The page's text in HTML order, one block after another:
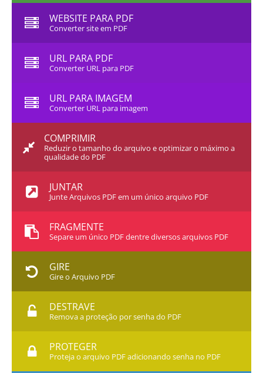
WEBSITE PARA PDF
Converter site em PDF
URL PARA PDF
Converter URL para PDF
URL PARA IMAGEM
Converter URL para imagem
COMPRIMIR
Reduzir o tamanho do arquivo e optimizar o máximo a
qualidade do PDF
JUNTAR
Junte Arquivos PDF em um único arquivo PDF
FRAGMENTE
Separe um único PDF dentre diversos arquivos PDF
GIRE
Gire o Arquivo PDF
DESTRAVE
Remova a proteção por senha do PDF
PROTEGER
Proteja o arquivo PDF adicionando senha no PDF